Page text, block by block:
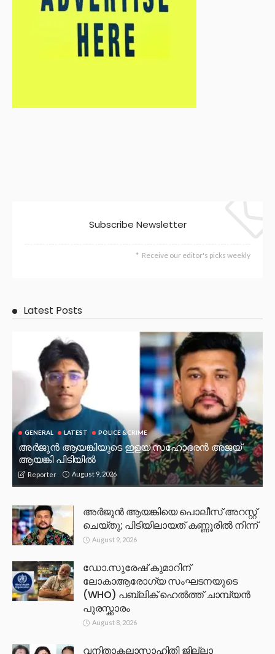
Subscribe Newsletter
Receive our editor's picks weekly
Latest Posts
GENERAL LATEST POLICE &CRIME
അർജുൻ ആയങ്കിയുടെ ഇളയ സഹോദരൻ അജയ്
ആയങ്കി പിടിയിൽ
Reporter August 9, 2026
അർജുൻ ആയങ്കിയെ പൊലീസ് അറസ്റ്റ്
ചെയ്‌തു; പിടിയിലായത് കണ്ണൂരിൽ നിന്ന്
August 9, 2026
ഡോ.സുരേഷ് കുമാറിന്
ലോകാആരോഗ്യ സംഘടനയുടെ
(WHO) പബ്ലിക് ഹെൽത്ത് ചാമ്പ്യൻ
പുരസ്ക്കാരം
August 8, 2026
വനിതാകലാസാഹിതി ജില്ലാ